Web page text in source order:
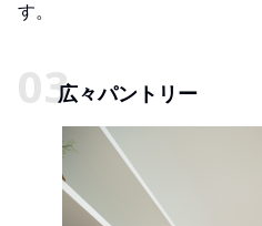
す。
広々パントリー